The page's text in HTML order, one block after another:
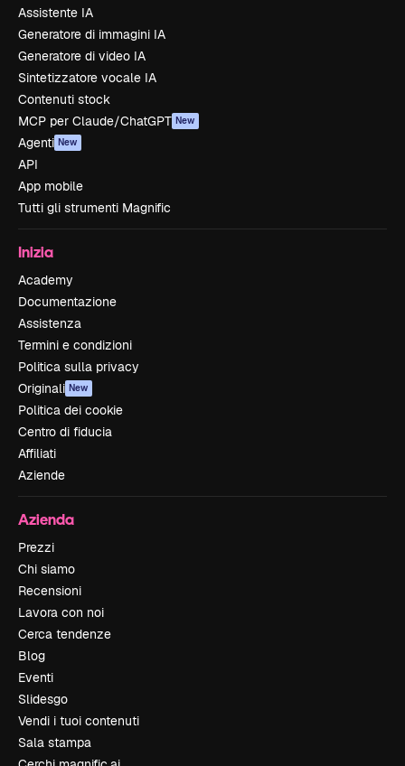
Assistente IA
Generatore di immagini IA
Generatore di video IA
Sintetizzatore vocale IA
Contenuti stock
MCP per Claude/ChatGPT New
Agenti New
API
App mobile
Tutti gli strumenti Magnific
Inizia
Academy
Documentazione
Assistenza
Termini e condizioni
Politica sulla privacy
Originali New
Politica dei cookie
Centro di fiducia
Affiliati
Aziende
Azienda
Prezzi
Chi siamo
Recensioni
Lavora con noi
Cerca tendenze
Blog
Eventi
Slidesgo
Vendi i tuoi contenuti
Sala stampa